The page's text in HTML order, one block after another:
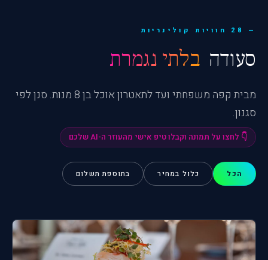
28 חוויות קולינריות
סעודה בלתי נגמרת
מבית קפה משפחתי ועד לתאטרון אוכל בן 8 מנות. סנן לפי
סגנון.
👇 לחצו על תמונה וקבלו טיפ אישי מהעוזר ה-AI שלכם
הכל כלול במחיר בתוספת תשלום